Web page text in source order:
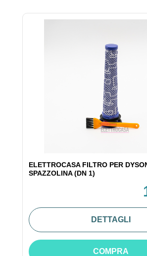
ELETTROCASA FILTRO PER
SPAZZOLINA (DN 1)
DETTAGLI
COMPRA